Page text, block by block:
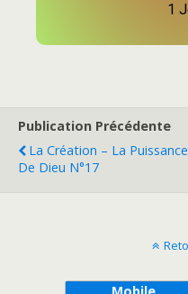
1
Publication Précédente
La Création – La Puissance
De Dieu N°17